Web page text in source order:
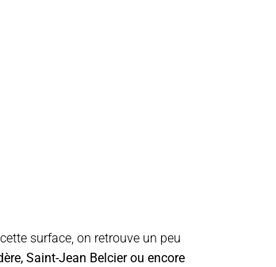
surface, on retrouve un peu
Saint-Jean Belcier ou encore